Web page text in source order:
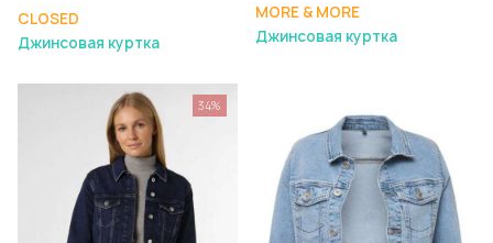
CLOSED
Джинсовая куртка
MORE & MORE
Джинсовая куртка
34%